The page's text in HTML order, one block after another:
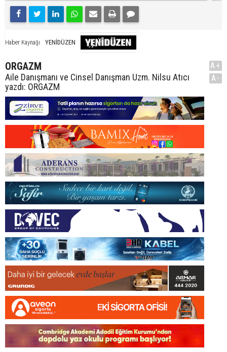
Haber Kaynağı YENİDÜZEN
ORGAZM
Aile Danışmanı ve Cinsel Danışman Uzm. Nilsu Atıcı
yazdı: ORGAZM
A+
A-